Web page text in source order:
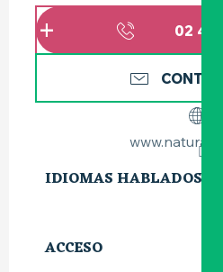
02 40
IDIOMAS HABLADOS
IDIOMAS HABLADOS
ACCESO
ACCESO